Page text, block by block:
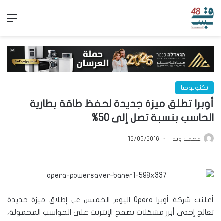
تكنولوجيا
أوبرا تطلق ميزة جديدة لحفظ طاقة بطارية
الحاسب بنسبة تصل إلى 50%
عصمت وتد 12/05/2016
أعلنت شركة أوبرا Opera اليوم الخميس عن إطلاق ميزة جديدة
تعالج إحدى أبرز مشكلات تصفح الإنترنت على الحواسب المحمولة،